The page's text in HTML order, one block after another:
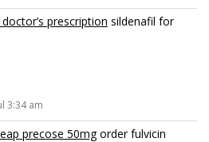
prescription sildenafil for
3:34 am
precose 50mgorder fulvicin